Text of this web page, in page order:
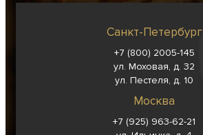
Санкт-Петербург
+7 (800) 2005-145
ул. Моховая, д. 32
ул. Пестеля, д. 10
Москва
+7 (925) 963-62-21